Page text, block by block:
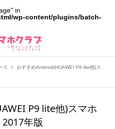
in
wp-content/plugins/batch-
ス
おすすめAndroid(HUAWEI P9 lite他)ス
P9 lite他)スマホ
年版